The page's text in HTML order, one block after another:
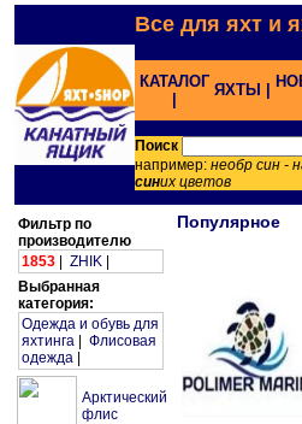
Все для яхт и
КАТАЛОГ ЯХТЫ |
Поиск
например: необр син -
синих цветов
Фильтр по
производителю
1853
ZHIK
Выбранная
категория:
Одежда и обувь для
яхтинга
Флисовая
одежда
Арктический
флис
Популярное